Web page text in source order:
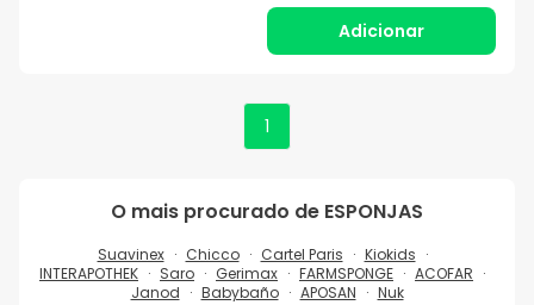
Adicionar
1
O mais procurado de ESPONJAS
Suavinex Chicco Cartel Paris
Kiokids
INTERAPOTHEK
Saro Gerimax FARMSPONGE
ACOFAR
Janod
Babybaño APOSAN Nuk